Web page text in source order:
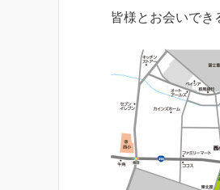
皆様とお会いでき